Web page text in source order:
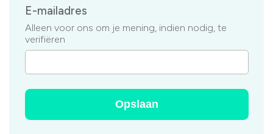
E-mailadres
Alleen voor ons om je mening, indien nodig, te
verifiëren